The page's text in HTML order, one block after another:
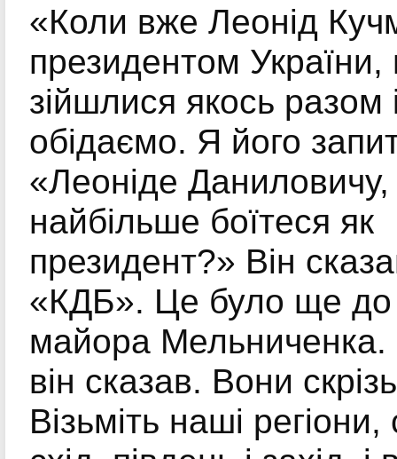
«Коли вже Леонід
президентом України,
зійшлися якось разом
обідаємо. Я його
«Леоніде Даниловичу,
найбільше боїтеся як
президент?» Він
«КДБ». Це було ще до
майора Мельниченка.
він сказав. Вони
Візьміть наші